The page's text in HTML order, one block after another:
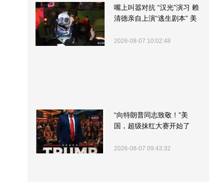
嘴上叫嚣对抗 “汉光”演习 赖
清德亲自上演“逃生剧本” 美
2026-08-07 10:02:48
“向特朗普同志致敬！”美
国，超级抹红大赛开始了
2026-08-07 09:43:32